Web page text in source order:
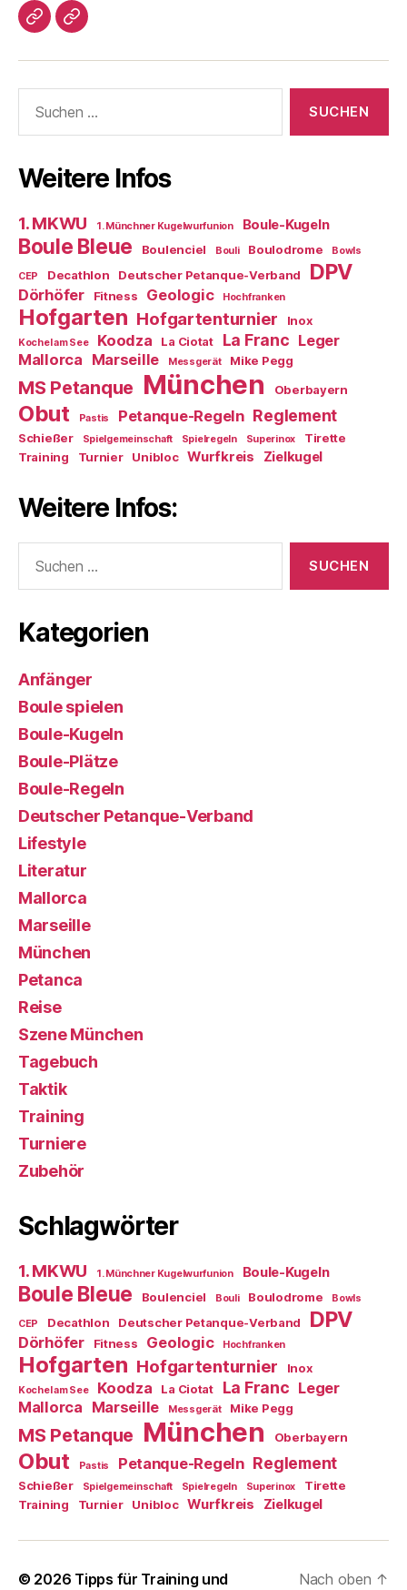
Impressum/DatSchutz
Beliebte
nach:
Weitere Infos
1. MKWU 1. Münchner Kugelwurfunion Boule-Kugeln
Boule Bleue Boulenciel Bouli Boulodrome Bowls
CEP Decathlon Deutscher Petanque-Verband DPV
Dörhöfer Fitness Geologic Hochfranken
Hofgarten Hofgartenturnier Inox
Kochel am See Koodza La Ciotat La Franc Leger
Mallorca Marseille Messgerät Mike Pegg
MS Petanque München Oberbayern
Obut Pastis Petanque-Regeln Reglement
Schießer Spielgemeinschaft Spielregeln Superinox
Tirette
Training
Turnier Unibloc Wurfkreis Zielkugel
Weitere Infos:
nach:
Kategorien
Anfänger
Boule spielen
Boule-Kugeln
Boule-Plätze
Boule-Regeln
Deutscher Petanque-Verband
Lifestyle
Literatur
Mallorca
Marseille
München
Petanca
Reise
Szene München
Tagebuch
Taktik
Training
Turniere
Zubehör
Schlagwörter
1. MKWU 1. Münchner Kugelwurfunion Boule-Kugeln
Boule Bleue Boulenciel Bouli Boulodrome Bowls
CEP Decathlon Deutscher Petanque-Verband DPV
Dörhöfer Fitness Geologic Hochfranken
Hofgarten Hofgartenturnier Inox
Kochel am See Koodza La Ciotat La Franc Leger
Mallorca Marseille Messgerät Mike Pegg
MS Petanque München Oberbayern
Obut Pastis Petanque-Regeln Reglement
Schießer Spielgemeinschaft Spielregeln Superinox
Tirette
Training
Turnier Unibloc Wurfkreis Zielkugel
© 2026 Tipps für Training und Nach oben ↑